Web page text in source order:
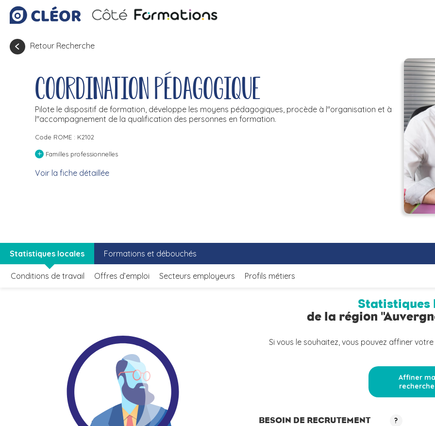
Retour Recherche
Coordination pédagogique
Pilote le dispositif de formation, développe les moyens pédagogiques, procède à l''organisation et à
l''accompagnement de la qualification des personnes en formation.
Code ROME : K2102
+ Familles professionnelles
Voir la fiche détaillée
Statistiques locales Formations et débouchés
Conditions de travail Offres d’emploi Secteurs employeurs Profils métiers
Statistiques
de la région
Si vous le souhaitez, vous pouvez affiner
Affiner ma
recherche
BESOIN DE RECRUTEMENT ?